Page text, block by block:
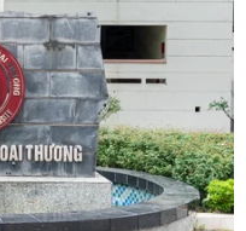
(TTXVN/Vietnam+)